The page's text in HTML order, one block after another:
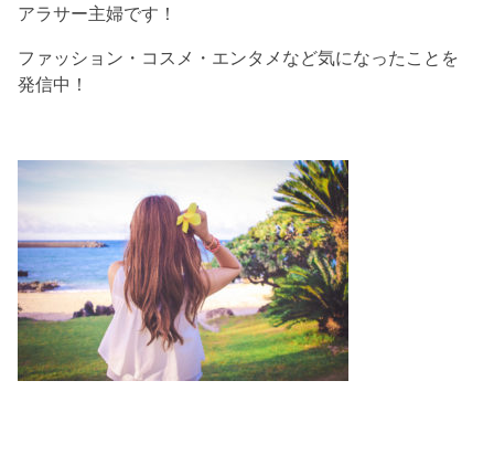
アラサー主婦です！
ファッション・コスメ・エンタメなど気になったことを
発信中！